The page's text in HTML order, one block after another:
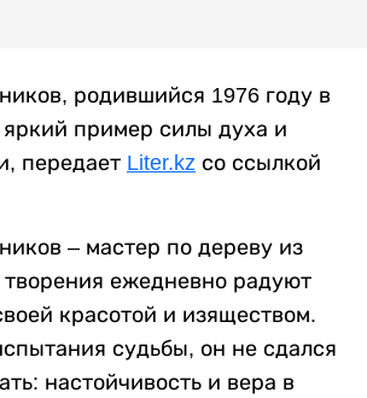
родившийся 1976 году в
яркий пример силы духа и
передает Liter.kz со ссылкой
– мастер по дереву из
творения ежедневно радуют
красотой и изяществом.
судьбы, он не сдался
настойчивость и вера в